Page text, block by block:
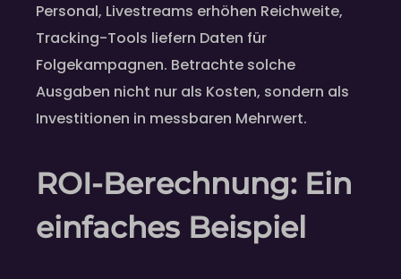
Personal, Livestreams erhöhen Reichweite,
Tracking-Tools liefern Daten für
Folgekampagnen. Betrachte solche
Ausgaben nicht nur als Kosten, sondern als
Investitionen in messbaren Mehrwert.
ROI-Berechnung: Ein
einfaches Beispiel